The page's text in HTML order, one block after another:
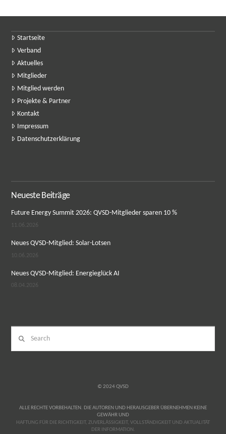
Startseite
Verband
Aktuelles
Mitglieder
Mitglied werden
Projekte & Partner
Kontakt
Impressum
Datenschutzerklärung
Neueste Beiträge
Future Energy Summit 2026: QVSD-Mitglieder sparen 10 %
11.06.2026
Neues QVSD-Mitglied: Solar-Lotsen
10.06.2026
Neues QVSD-Mitglied: Energieglück AI
08.04.2026
© 2024 QVSD
ALLE RECHTE VORBEHALTEN. DIE AUTOREN UND HERAUSGEBER ÜBERNEHMEN KEINE
GEWÄHR UND
RELAISVIH12
HAFTUNG FÜR DIE RICHTIGKEIT, ZUVERLÄSSIGKEIT, VOLLSTÄNDIGKEIT UND AKTUALITÄT
DER INFORMATION.